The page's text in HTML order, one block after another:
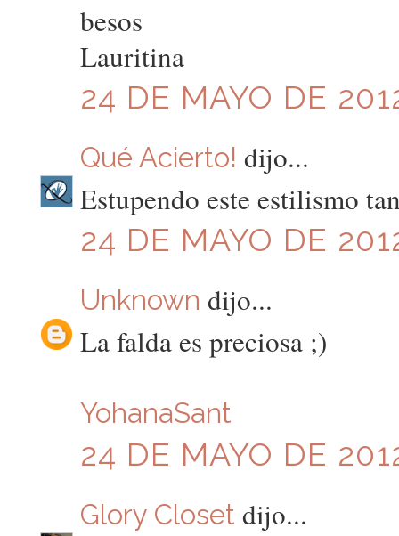
besos
Lauritina
24 DE MAYO DE
Qué Acierto! dijo...
Estupendo este estilismo
24 DE MAYO DE
Unknown dijo...
La falda es preciosa ;)
YohanaSant
24 DE MAYO DE
Glory Closet dijo...